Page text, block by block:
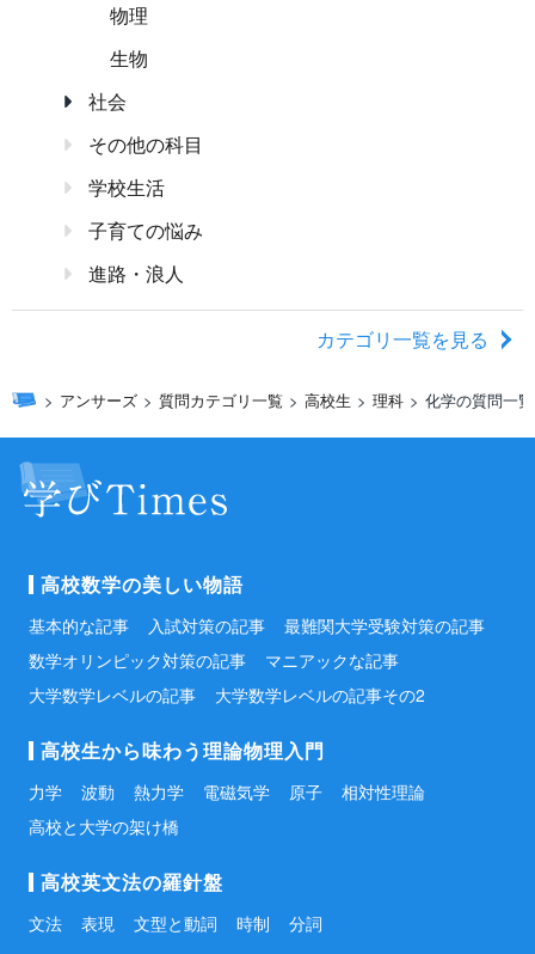
物理
生物
社会
その他の科目
学校生活
子育ての悩み
進路・浪人
カテゴリ一覧を見る
アンサーズ 質問カテゴリ一覧 高校生 理科 化学の質問一覧
高校数学の美しい物語
基本的な記事 入試対策の記事
最難関大学受験対策の記事
数学オリンピック対策の記事
マニアックな記事
大学数学レベルの記事
大学数学レベルの記事その2
高校生から味わう理論物理入門
力学 波動 熱力学 電磁気学 原子
相対性理論
高校と大学の架け橋
高校英文法の羅針盤
文法 表現 文型と動詞 時制 分詞